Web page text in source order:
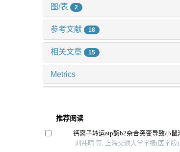
图/表 2
参考文献 18
相关文章 15
Metrics
推荐阅读
钙离子转运atp酶b2杂合突变导致小
刘祎晴 等, 上海交通大学学报(医学版